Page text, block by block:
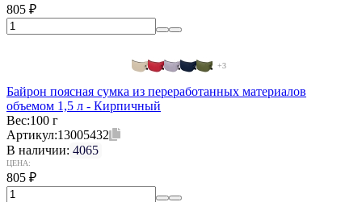
805 ₽
+3
Байрон поясная сумка из переработанных материалов
объемом 1,5 л - Кирпичный
Вес:100 г
Артикул:13005432
В наличии: 4065
ЦЕНА:
805 ₽